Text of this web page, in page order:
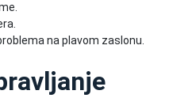
na plavom zaslonu.